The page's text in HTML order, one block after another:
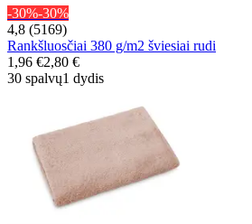
-30%-30%
4,8 (5169)
Rankšluosčiai 380 g/m2 šviesiai rudi
1,96 €2,80 €
30 spalvų1 dydis